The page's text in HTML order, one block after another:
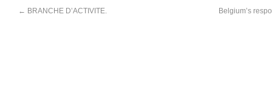
← BRANCHE D’ACTIVITE. Belgium’s